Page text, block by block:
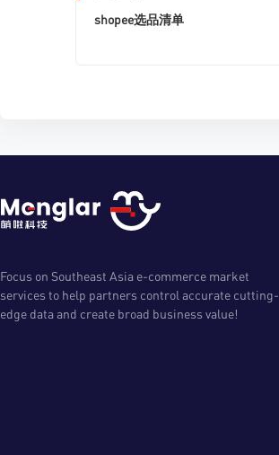
shopee选品清单
Focus on Southeast Asia e-commerce market
services to help partners control accurate cutting-
edge data and create broad business value!